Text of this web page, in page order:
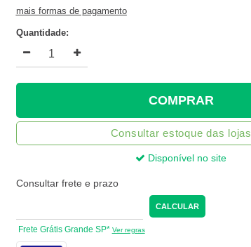
mais formas de pagamento
Quantidade:
COMPRAR
Consultar estoque das lojas
Disponível no site
Consultar frete e prazo
CALCULAR
Frete Grátis Grande SP* Ver regras